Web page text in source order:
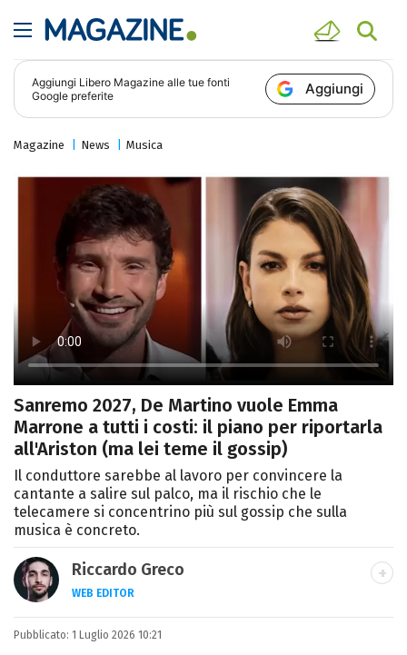
Aggiungi Libero Magazine alle tue fonti
Google preferite
Aggiungi
Magazine News Musica
Sanremo 2027, De Martino vuole Emma
Marrone a tutti i costi: il piano per riportarla
all'Ariston (ma lei teme il gossip)
Il conduttore sarebbe al lavoro per convincere la
cantante a salire sul palco, ma il rischio che le
telecamere si concentrino più sul gossip che sulla
musica è concreto.
Riccardo Greco
WEB EDITOR
LINKEDIN
Si avvicina all'editoria studiando all'IED
Pubblicato: 1 Luglio 2026 10:21